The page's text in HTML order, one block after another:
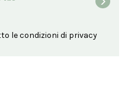
le condizioni di privacy